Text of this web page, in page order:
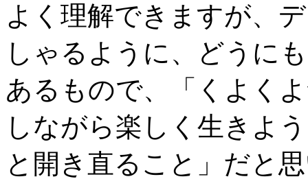
よく理解できますが、
しゃるように、どうに
あるもので、「くよく
しながら楽しく生きよ
と開き直ること」だと